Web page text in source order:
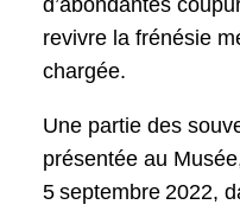
revivre la frénésie
chargée.
Une partie des
présentée au
5 septembre 2022,